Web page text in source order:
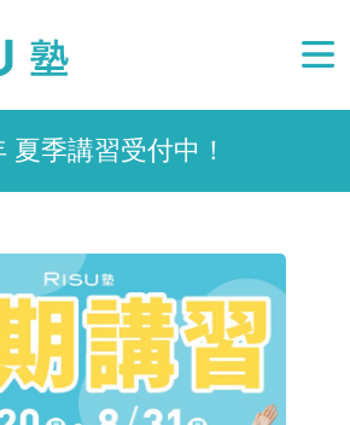
夏季講習受付中！